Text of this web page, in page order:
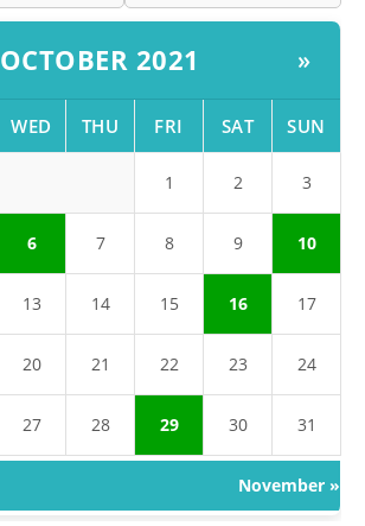
OCTOBER 2021 »
WED THU FRI SAT SUN
1 2 3
6 7 8 9 10
13 14 15 16 17
20 21 22 23 24
27 28 29 30 31
November »